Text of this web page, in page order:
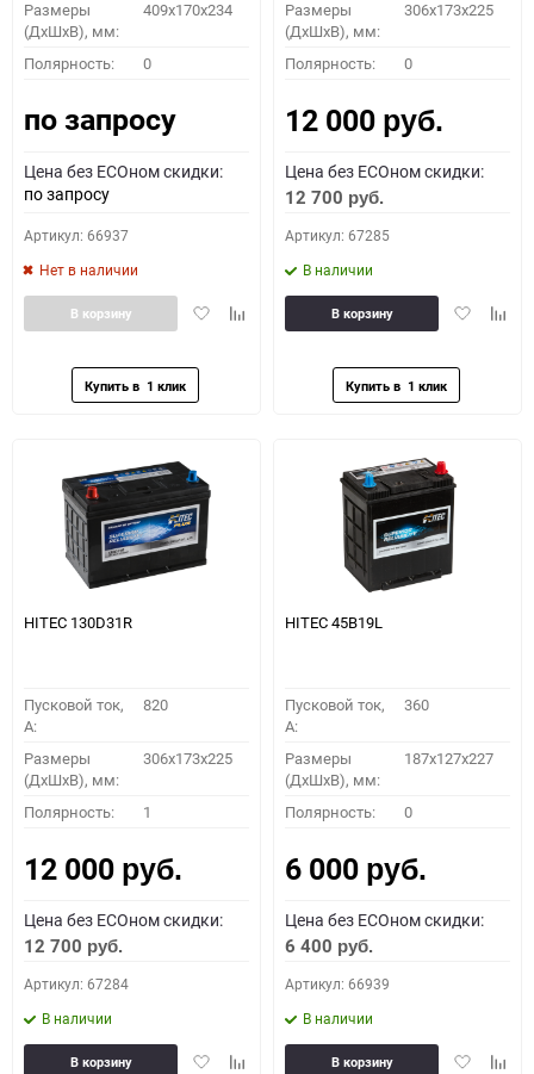
Размеры
(ДхШхВ), мм:
409x170x234
Полярность: 0
по запросу
Цена без ECOном скидки:
по запросу
Артикул: 66937
Нет в наличии
ДобавитьДобавить
В корзину
Размеры
(ДхШхВ), мм:
306x173x225
Полярность: 0
12 000 руб.
Цена без ECOном скидки:
12 700 руб.
Артикул: 67285
В наличии
Добавить
В корзину
HITEC 130D31R
Пусковой ток,
A:
820
Размеры
(ДхШхВ), мм:
306x173x225
Полярность: 1
12 000 руб.
Цена без ECOном скидки:
12 700 руб.
Артикул: 67284
В наличии
ДобавитьДобавить
В корзину
HITEC 45B19L
Пусковой ток,
A:
360
Размеры
(ДхШхВ), мм:
187x127x227
Полярность: 0
6 000 руб.
Цена без ECOном скидки:
6 400 руб.
Артикул: 66939
В наличии
Добавить
В корзину